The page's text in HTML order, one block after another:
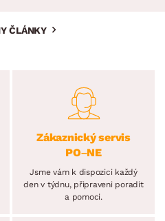
ČLÁNKY
Zákaznický servis
PO–NE
Jsme vám k dispozici každý
den v týdnu, připraveni poradit
a pomoci.